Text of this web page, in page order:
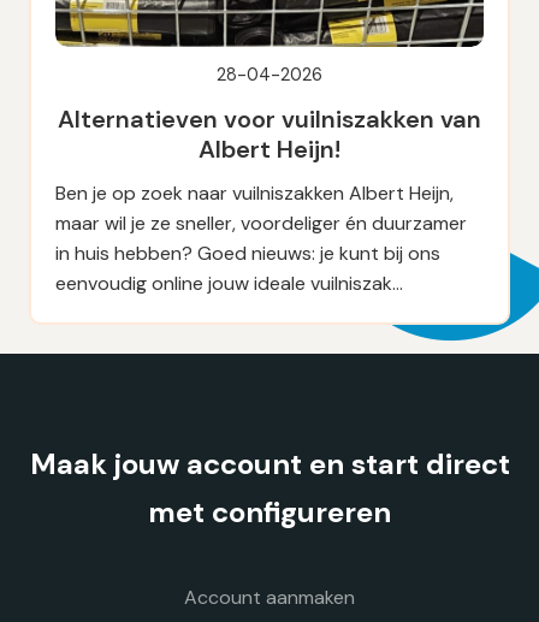
28-04-2026
Alternatieven voor vuilniszakken van
Albert Heijn!
Ben je op zoek naar vuilniszakken Albert Heijn,
maar wil je ze sneller, voordeliger én duurzamer
in huis hebben? Goed nieuws: je kunt bij ons
eenvoudig online jouw ideale vuilniszak…
Maak jouw account en start direct
met configureren
Account aanmaken